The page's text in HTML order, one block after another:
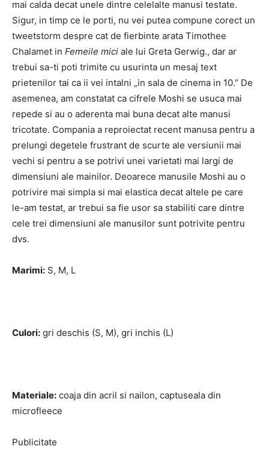
mai calda decat unele dintre celelalte manusi testate.
Sigur, in timp ce le porti, nu vei putea compune corect un
tweetstorm despre cat de fierbinte arata Timothee
Chalamet in Femeile mici ale lui Greta Gerwig., dar ar
trebui sa-ti poti trimite cu usurinta un mesaj text
prietenilor tai ca ii vei intalni „in sala de cinema in 10.” De
asemenea, am constatat ca cifrele Moshi se usuca mai
repede si au o aderenta mai buna decat alte manusi
tricotate. Compania a reproiectat recent manusa pentru a
prelungi degetele frustrant de scurte ale versiunii mai
vechi si pentru a se potrivi unei varietati mai largi de
dimensiuni ale mainilor. Deoarece manusile Moshi au o
potrivire mai simpla si mai elastica decat altele pe care
le-am testat, ar trebui sa fie usor sa stabiliti care dintre
cele trei dimensiuni ale manusilor sunt potrivite pentru
dvs.
Marimi: S, M, L
Culori: gri deschis (S, M), gri inchis (L)
Materiale: coaja din acril si nailon, captuseala din
microfleece
Publicitate